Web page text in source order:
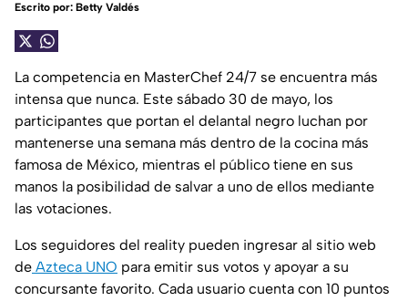
Escrito por: Betty Valdés
La competencia en MasterChef 24/7 se encuentra más
intensa que nunca. Este sábado 30 de mayo, los
participantes que portan el delantal negro luchan por
mantenerse una semana más dentro de la cocina más
famosa de México, mientras el público tiene en sus
manos la posibilidad de salvar a uno de ellos mediante
las votaciones.
Los seguidores del reality pueden ingresar al sitio web
de Azteca UNO para emitir sus votos y apoyar a su
concursante favorito. Cada usuario cuenta con 10 puntos